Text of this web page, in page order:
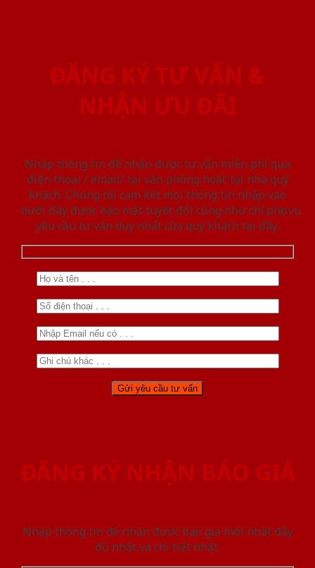
ĐĂNG KÝ TƯ VẤN &
NHẬN ƯU ĐÃI
Nhập thông tin để nhận được tư vấn miễn phí qua
điện thoại / email/ tại văn phòng hoặc tại nhà quý
khách. Chúng tôi cam kết mọi thông tin nhập vào
dưới đây được bảo mật tuyệt đối cũng như chỉ phục vụ
yêu cầu tư vấn duy nhất của quý khách tại đây.
ĐĂNG KÝ NHẬN BÁO GIÁ
Nhập thông tin để nhận được báo giá mới nhât đầy
đủ nhất và chi tiết nhất.